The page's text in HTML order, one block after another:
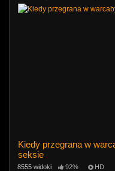
Kiedy przegrana w
seksie
8555 widoki 92% HD